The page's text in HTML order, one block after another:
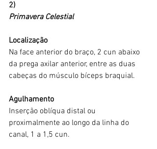
2)
Primavera Celestial
Localização
Na face anterior do braço, 2 cun abaixo
da prega axilar anterior, entre as duas
cabeças do músculo bíceps braquial.
Agulhamento
Inserção oblíqua distal ou
proximalmente ao longo da linha do
canal, 1 a 1,5 cun.